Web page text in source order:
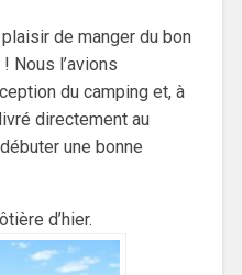
de manger du bon
Nous l’avions
du camping et, à
directement au
une bonne
d’hier.